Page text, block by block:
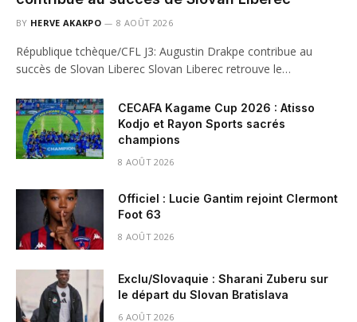
BY HERVE AKAKPO 8 AOÛT 2026
République tchèque/CFL J3: Augustin Drakpe contribue au
succès de Slovan Liberec Slovan Liberec retrouve le…
CECAFA Kagame Cup 2026 : Atisso
Kodjo et Rayon Sports sacrés
champions
8 AOÛT 2026
Officiel : Lucie Gantim rejoint Clermont
Foot 63
8 AOÛT 2026
Exclu/Slovaquie : Sharani Zuberu sur
le départ du Slovan Bratislava
6 AOÛT 2026